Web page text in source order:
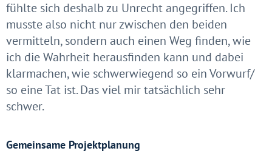
fühlte sich deshalb zu Unrecht angegriffen. Ich
musste also nicht nur zwischen den beiden
vermitteln, sondern auch einen Weg finden, wie
ich die Wahrheit herausfinden kann und dabei
klarmachen, wie schwerwiegend so ein Vorwurf/
so eine Tat ist. Das viel mir tatsächlich sehr
schwer.
Gemeinsame Projektplanung